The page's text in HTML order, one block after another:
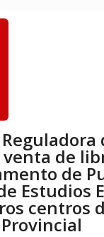
de
de
Estudios
centros